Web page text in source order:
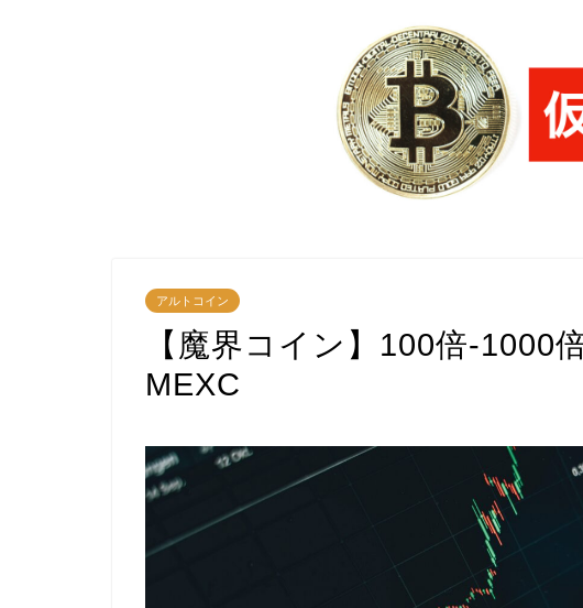
アルトコイン
【魔界コイン】100倍-
MEXC